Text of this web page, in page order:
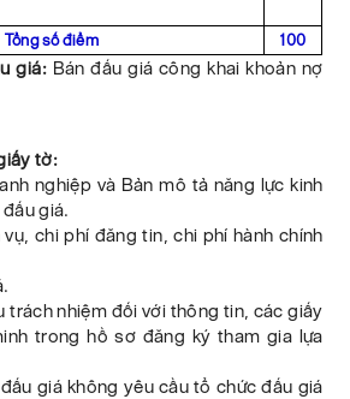
Tổng số điểm 100
giá:Bán đấu giá công khai khoản nợ
tờ:
nghiệp và Bản mô tả năng lực kinh
giá.
chi phí đăng tin, chi phí hành chính
trách nhiệm đối với thông tin, các giấy
trong hồ sơ đăng ký tham gia lựa
giá không yêu cầu tổ chức đấu giá